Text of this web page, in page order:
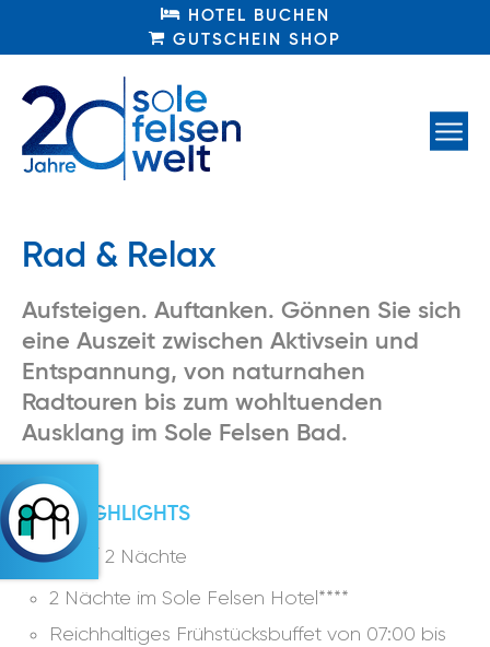
HOTEL BUCHEN
GUTSCHEIN SHOP
Rad & Relax
Aufsteigen. Auftanken. Gönnen Sie sich
eine Auszeit zwischen Aktivsein und
Entspannung, von naturnahen
Radtouren bis zum wohltuenden
Ausklang im Sole Felsen Bad.
IHRE HIGHLIGHTS
3 Tage / 2 Nächte
2 Nächte im Sole Felsen Hotel****
Reichhaltiges Frühstücksbuffet von 07:00 bis
HOTEL BUCHEN
GUTSCHEIN SHOP